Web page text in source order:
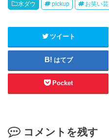
水ダウ pickup お笑い芸
ツイート
はてブ
Pocket
コメントを残す